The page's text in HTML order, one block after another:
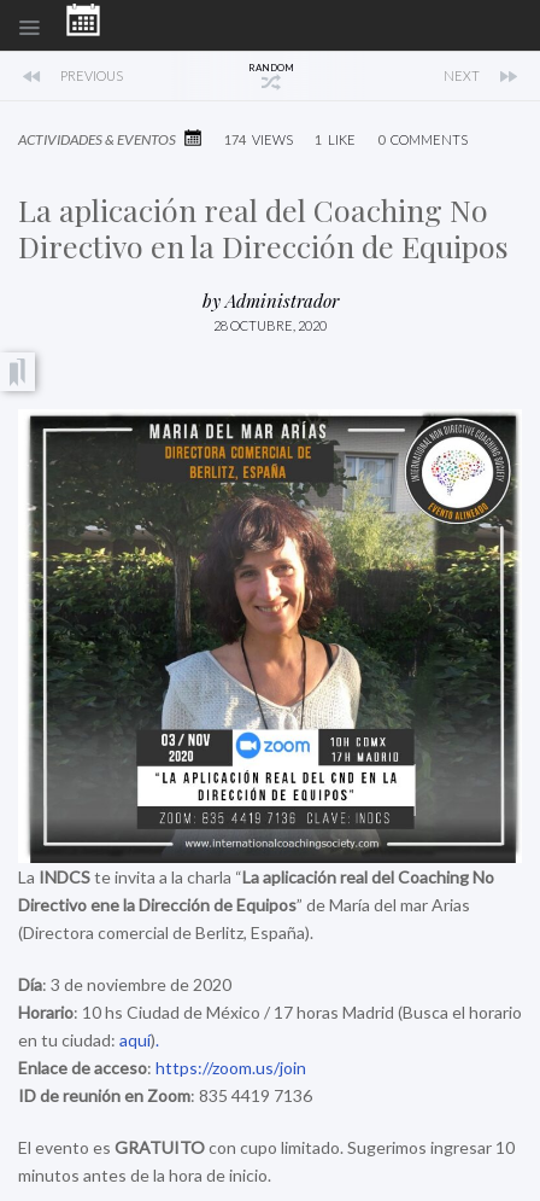
PREVIOUS RANDOM NEXT
ACTIVIDADES & EVENTOS 174 VIEWS 1 LIKE 0 COMMENTS
La aplicación real del Coaching No
Directivo en la Dirección de Equipos
byAdministrador
28 OCTUBRE, 2020
La INDCSte invita a la charla “La aplicación real del Coaching No
Directivo ene la Dirección de Equipos” de María del mar Arias
(Directora comercial de Berlitz, España).
Día: 3 de noviembre de 2020
Horario: 10 hs Ciudad de México / 17 horas Madrid (Busca el horario
en tu ciudad: aquí).
Enlace de acceso: https://zoom.us/join
ID de reuniónen Zoom: 835 4419 7136
El evento es GRATUITOcon cupo limitado. Sugerimos ingresar 10
minutos antes de la hora de inicio.